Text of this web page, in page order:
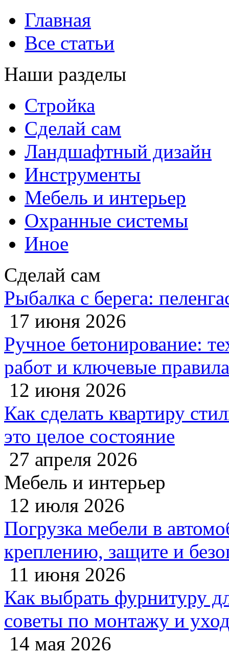
Главная
Все статьи
Наши разделы
Стройка
Сделай сам
Ландшафтный дизайн
Инструменты
Мебель и интерьер
Охранные системы
Иное
Сделай сам
Рыбалка с берега:
17 июня 2026
Ручное бетонирование:
работ и ключевые правила
12 июня 2026
Как сделать квартиру
это целое состояние
27 апреля 2026
Мебель и интерьер
12 июля 2026
Погрузка мебели в
креплению, защите и
11 июня 2026
Как выбрать фурнитуру
советы по монтажу и
14 мая 2026